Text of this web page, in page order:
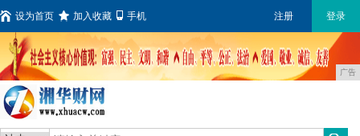
设为首页 加入收藏 手机 注册 登录
广告